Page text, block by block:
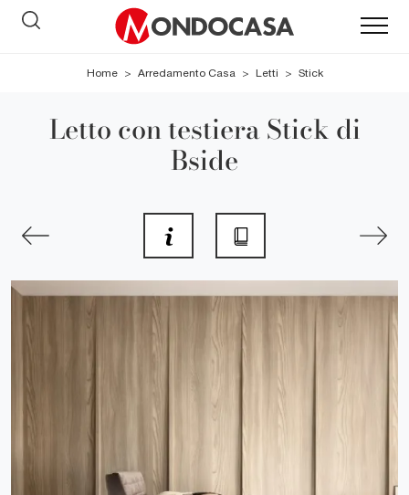
Home > Arredamento Casa > Letti > Stick
Letto con testiera Stick di
Bside